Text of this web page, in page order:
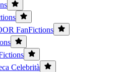
FanFictions
Celebrità